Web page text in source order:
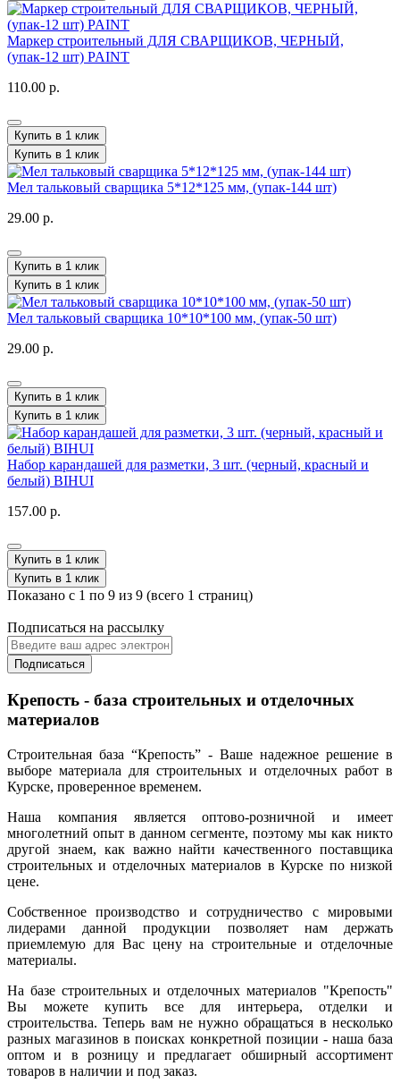
Маркер строительный ДЛЯ СВАРЩИКОВ, ЧЕРНЫЙ,
(упак-12 шт) PAINT
110.00 р.
Купить в 1 клик
Купить в 1 клик
Мел тальковый сварщика 5*12*125 мм, (упак-144 шт)
29.00 р.
Купить в 1 клик
Купить в 1 клик
Мел тальковый сварщика 10*10*100 мм, (упак-50 шт)
29.00 р.
Купить в 1 клик
Купить в 1 клик
Набор карандашей для разметки, 3 шт. (черный, красный и
белый) BIHUI
157.00 р.
Купить в 1 клик
Купить в 1 клик
Показано с 1 по 9 из 9 (всего 1 страниц)
Подписаться на рассылку
Подписаться
Крепость - база строительных и отделочных
материалов
Строительная база “Крепость” - Ваше надежное решение в
выборе материала для строительных и отделочных работ в
Курске, проверенное временем.
Наша компания является оптово-розничной и имеет
многолетний опыт в данном сегменте, поэтому мы как никто
другой знаем, как важно найти качественного поставщика
строительных и отделочных материалов в Курске по низкой
цене.
Собственное производство и сотрудничество с мировыми
лидерами данной продукции позволяет нам держать
приемлемую для Вас цену на строительные и отделочные
материалы.
На базе строительных и отделочных материалов "Крепость"
Вы можете купить все для интерьера, отделки и
строительства. Теперь вам не нужно обращаться в несколько
разных магазинов в поисках конкретной позиции - наша база
оптом и в розницу и предлагает обширный ассортимент
товаров в наличии и под заказ.